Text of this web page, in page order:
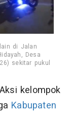
di Jalan
Desa
sekitar pukul
kelompok
Kabupaten